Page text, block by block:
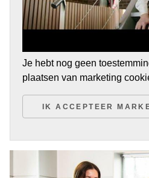
Je hebt nog geen
plaatsen van marketing
IK ACCEPTEER